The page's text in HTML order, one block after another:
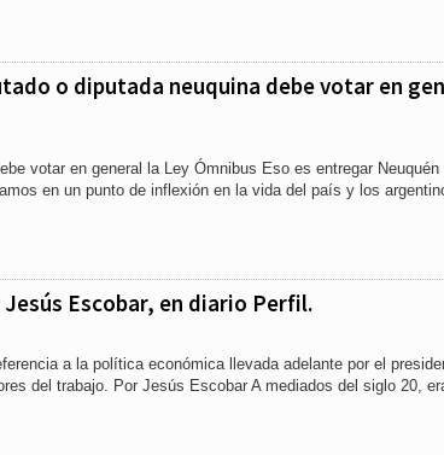
o diputada neuquina debe votar en
votar en general la Ley Ómnibus Eso es entregar Neuquén
en un punto de inflexión en la vida del país y los
Escobar, en diario Perfil.
a la política económica llevada adelante por el
del trabajo. Por Jesús Escobar A mediados del siglo 20,